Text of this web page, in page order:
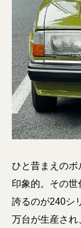
ひと昔まえの
印象的。その
誇るのが240シ
万台が生産され